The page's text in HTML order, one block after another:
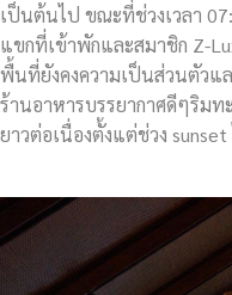
เป็นต้นไป ขณะที่ช่วงเวลา
แขกที่เข้าพักและสมาชิก Z-
พื้นที่ยังคงความเป็นส่วนตัวแ
ร้านอาหารบรรยากาศดีๆริมท
ยาวต่อเนื่องตั้งแต่ช่วง